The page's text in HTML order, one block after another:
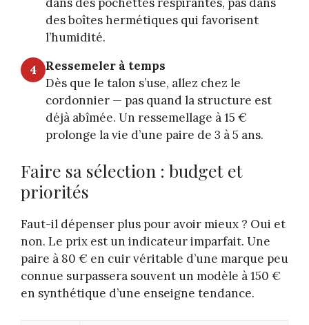
dans des pochettes respirantes, pas dans
des boîtes hermétiques qui favorisent
l’humidité.
4
Ressemeler à temps
Dès que le talon s’use, allez chez le
cordonnier — pas quand la structure est
déjà abîmée. Un ressemellage à 15 €
prolonge la vie d’une paire de 3 à 5 ans.
Faire sa sélection : budget et
priorités
Faut-il dépenser plus pour avoir mieux ? Oui et
non. Le prix est un indicateur imparfait. Une
paire à 80 € en cuir véritable d’une marque peu
connue surpassera souvent un modèle à 150 €
en synthétique d’une enseigne tendance.